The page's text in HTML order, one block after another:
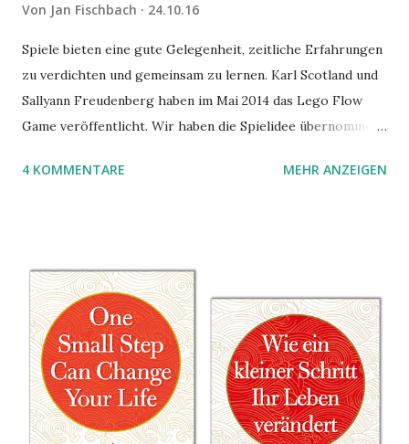
Von Jan Fischbach 24.10.16
Spiele bieten eine gute Gelegenheit, zeitliche Erfahrungen
zu verdichten und gemeinsam zu lernen. Karl Scotland und
Sallyann Freudenberg haben im Mai 2014 das Lego Flow
Game veröffentlicht. Wir haben die Spielidee übernommen,
benutzen wir Material aus Grzegorz Rejchtmans Ubongo-
4 KOMMENTARE MEHR ANZEIGEN